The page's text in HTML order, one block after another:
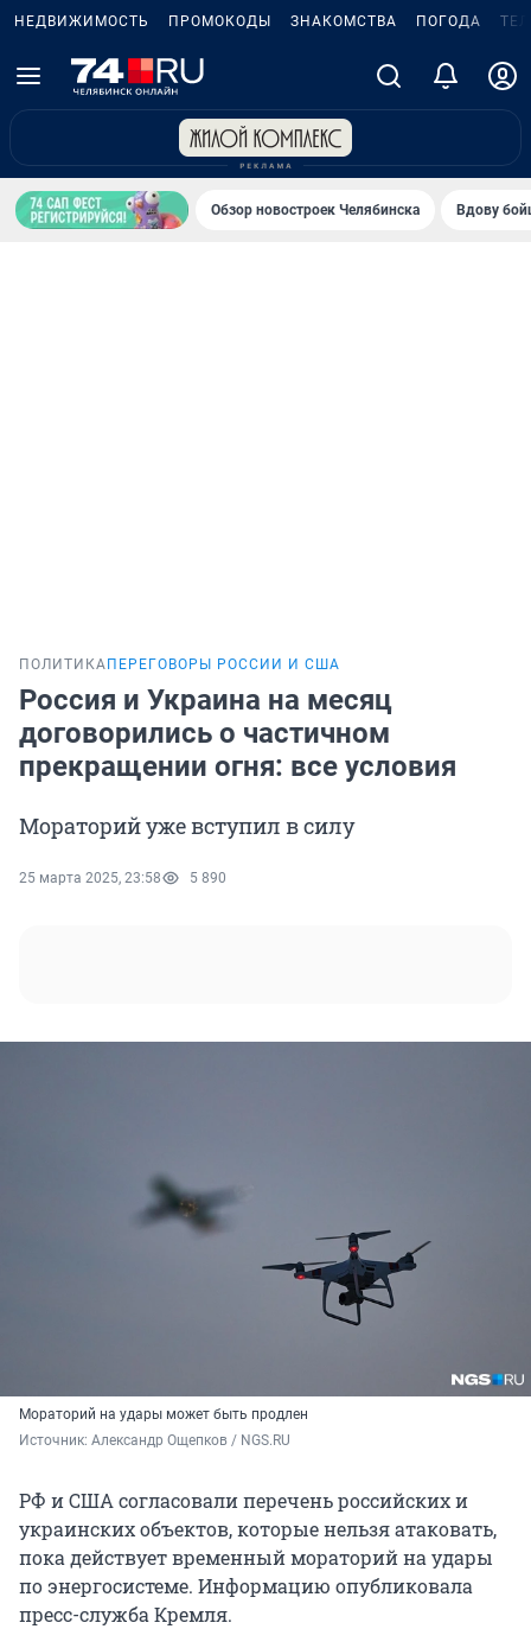
НЕДВИЖИМОСТЬ ПРОМОКОДЫ ЗНАКОМСТВА ПОГОДА
Обзор новостроек Челябинска Вдову
ПОЛИТИКА ПЕРЕГОВОРЫ РОССИИ И США
Россия и Украина на месяц
договорились о частичном
прекращении огня: все условия
Мораторий уже вступил в силу
25 марта 2025, 23:58 5 890
Мораторий на удары может быть продлен
Источник: Александр Ощепков / NGS.RU
РФ и США согласовали перечень российских и
украинских объектов, которые нельзя атаковать,
пока действует временный мораторий на удары
по энергосистеме. Информацию опубликовала
пресс-служба Кремля.